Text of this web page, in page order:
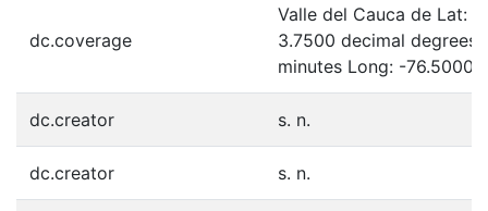
dc.coverage
Valle del Cauca de Lat:
3.7500 decimal degrees
minutes Long: -76.5000
dc.creator s. n.
dc.creator s. n.